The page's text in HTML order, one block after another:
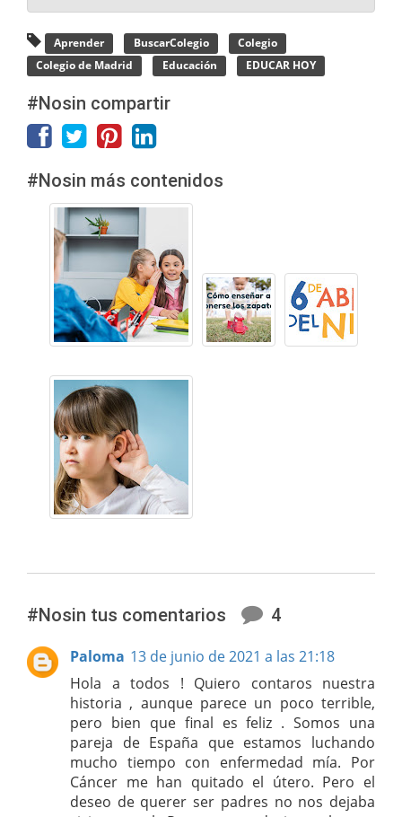
Aprender BuscarColegio
Colegio
Colegio de Madrid
Educación EDUCAR HOY
#Nosin compartir
#Nosin más contenidos
#Nosin tus comentarios 4
Paloma 13 de junio de 2021 a las 21:18
Hola a todos ! Quiero contaros nuestra
historia , aunque parece un poco terrible,
pero bien que final es feliz . Somos una
pareja de España que estamos luchando
mucho tiempo con enfermedad mía. Por
Cáncer me han quitado el útero. Pero el
deseo de querer ser padres no nos dejaba